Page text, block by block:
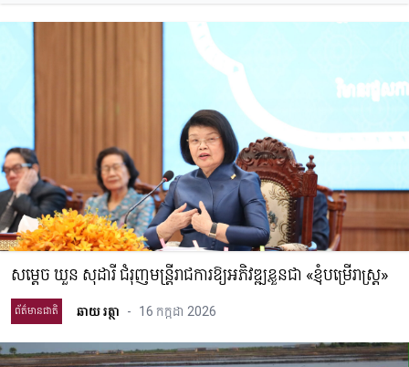
សម្តេច ឃួន សុដារី ជំរុញមន្ត្រីរាជការឱ្យអភិវឌ្ឍខ្លួនជា «ខ្ញុំបម្រើរាស្ត្រ»
ព័ត៌មានជាតិ ឆាយ រត្ថា - 16 កក្កដា 2026